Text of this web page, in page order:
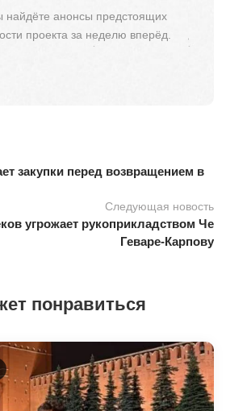
найдёте анонсы предстоящих
проекта за неделю вперёд.
закупки перед возвращением в
Следующая новость
угрожает рукоприкладством Че
Геваре-Карпову
понравиться